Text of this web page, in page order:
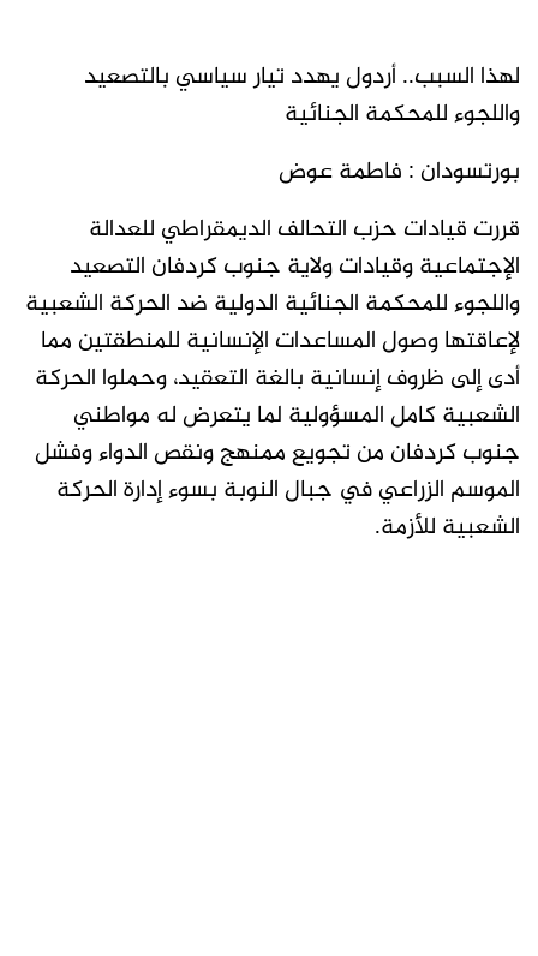
لهذا السبب.. أردول يهدد تيار سياسي بالتصعيد
واللجوء للمحكمة الجنائية
بورتسودان : فاطمة عوض
قررت قيادات حزب التحالف الديمقراطي للعدالة
الإجتماعية وقيادات ولاية جنوب كردفان التصعيد
واللجوء للمحكمة الجنائية الدولية ضد الحركة الشعبية
لإعاقتها وصول المساعدات الإنسانية للمنطقتين مما
أدى إلى ظروف إنسانية بالغة التعقيد، وحملوا الحركة
الشعبية كامل المسؤولية لما يتعرض له مواطني
جنوب كردفان من تجويع ممنهج ونقص الدواء وفشل
الموسم الزراعي في جبال النوبة بسوء إدارة الحركة
الشعبية للأزمة.